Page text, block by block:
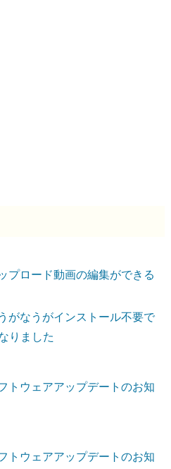
プロード動画の編集ができる
がなうがインストール不要で
りました
トウェアアップデートのお知
トウェアアップデートのお知